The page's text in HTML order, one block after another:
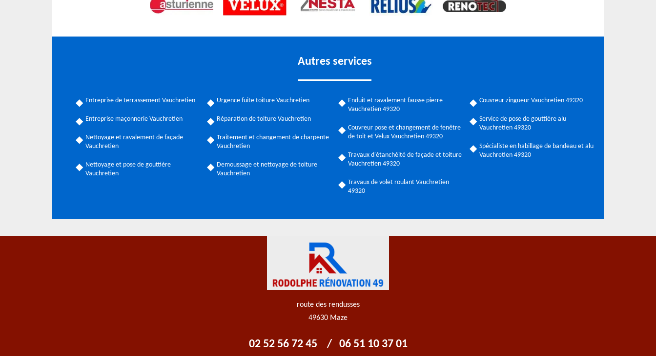
Autres services
Entreprise de terrassement Vauchretien
Entreprise maçonnerie Vauchretien
Nettoyage et ravalement de façade
Vauchretien
Nettoyage et pose de gouttière
Vauchretien
Urgence fuite toiture Vauchretien
Réparation de toiture Vauchretien
Traitement et changement de charpente
Vauchretien
Demoussage et nettoyage de toiture
Vauchretien
Enduit et ravalement fausse pierre
Vauchretien 49320
Couvreur pose et changement de fenêtre
de toit et Velux Vauchretien 49320
Travaux d'étanchéité de façade et toiture
Vauchretien 49320
Travaux de volet roulant Vauchretien
49320
Couvreur zingueur Vauchretien 49320
Service de pose de gouttière alu
Vauchretien 49320
Spécialiste en habillage de bandeau et alu
Vauchretien 49320
route des rendusses
49630 Maze
02 52 56 72 45 / 06 51 10 37 01